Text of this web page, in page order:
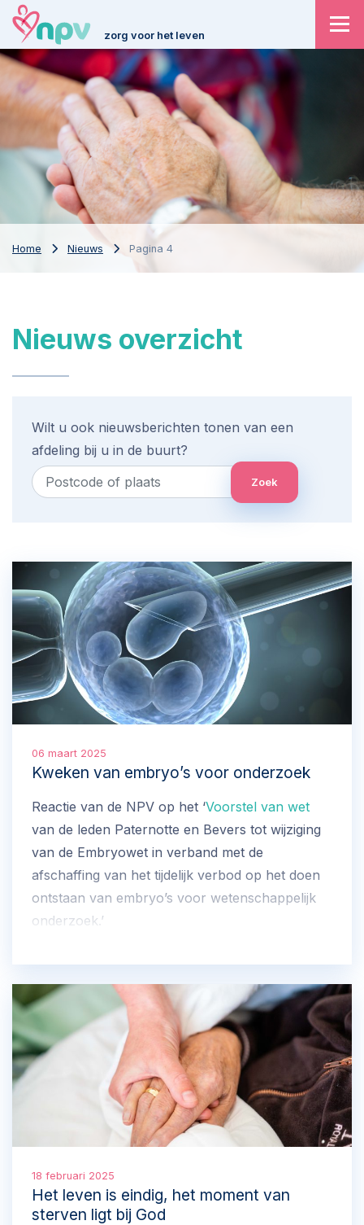
zorg voor het leven
Home Nieuws Pagina 4
Nieuws overzicht
Wilt u ook nieuwsberichten tonen van een
afdeling bij u in de buurt?
Zoek
06 maart 2025
Kweken van embryo’s voor onderzoek
Reactie van de NPV op het ‘Voorstel van wet
van de leden Paternotte en Bevers tot wijziging
van de Embryowet in verband met de
afschaffing van het tijdelijk verbod op het doen
ontstaan van embryo’s voor wetenschappelijk
onderzoek.’
18 februari 2025
Het leven is eindig, het moment van
sterven ligt bij God